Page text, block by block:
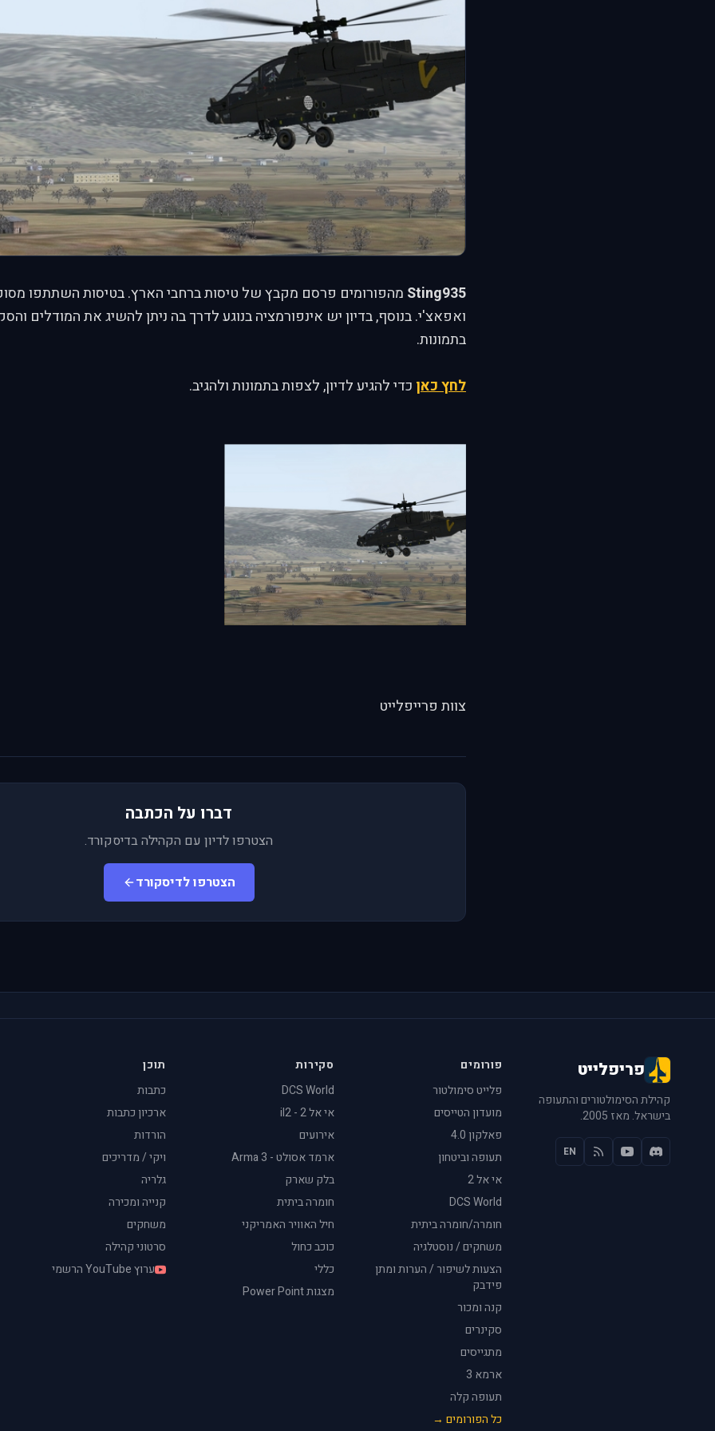
Sting935 מהפורומים פרסם מקבץ של טיסות ברחבי הארץ. בטיסות השתתפו
ואפאצ'י. בנוסף, בדיון יש אינפורמציה בנוגע לדרך בה ניתן להשיג את המודלים
בתמונות.
לחץ כאן כדי להגיע לדיון, לצפות בתמונות ולהגיב.
צוות פרייפלייט
דברו על הכתבה
הצטרפו לדיון עם הקהילה בדיסקורד.
הצטרפו לדיסקורד
פריפלייט
קהילת הסימולטורים והתעופה
בישראל. מאז 2005.
EN
פורומים
פלייט סימולטור
מועדון הטייסים
פאלקון 4.0
תעופה וביטחון
אי אל 2
DCS World
חומרה/חומרה ביתית
משחקים / נוסטלגיה
הצעות לשיפור / הערות ומתן
פידבק
קנה ומכור
סקינרים
מתגייסים
ארמא 3
תעופה קלה
כל הפורומים →
סקירות
DCS World
אי אל 2 - il2
אירועים
ארמד אסולט - Arma 3
בלק שארק
חומרה ביתית
חיל האוויר האמריקני
כוכב כחול
כללי
מצגות Power Point
תוכן
כתבות
ארכיון כתבות
הורדות
ויקי / מדריכים
גלריה
קנייה ומכירה
משחקים
סרטוני קהילה
ערוץ YouTube הרשמי